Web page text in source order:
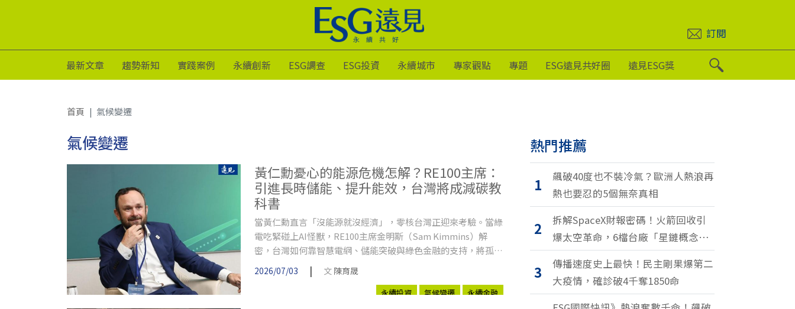
訂閱
最新文章 趨勢新知 實踐案例 永續創新 ESG調查 ESG投資 永續城市 專家觀點 專題 ESG遠見共好圈 遠見ESG獎
首頁 氣候變遷
氣候變遷
黃仁勳憂心的能源危機怎解？RE100主席：
引進長時儲能、提升能效，台灣將成減碳教
科書
當黃仁勳直言「沒能源就沒經濟」，零核台灣正迎來考驗。當綠
電吃緊碰上AI怪獸，RE100主席金明斯（Sam Kimmins）解
密，台灣如何靠智慧電網、儲能突破與綠色金融的支持，將孤島
劣勢翻轉為出口全球的新典範？
2026/07/03 | 文 陳育晟
永續投資 氣候變遷 永續金融
熱門推薦
1
飆破40度也不裝冷氣？歐洲人熱浪再
熱也要忍的5個無奈真相
2
拆解SpaceX財報密碼！火箭回收引
爆太空革命，6檔台廠「星鏈概念
股」搶紅利
3
傳播速度史上最快！民主剛果爆第二
大疫情，確診破4千奪1850命